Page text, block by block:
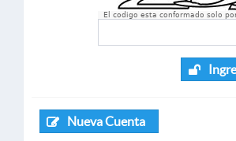
El codigo esta conformado solo
Nueva Cuenta